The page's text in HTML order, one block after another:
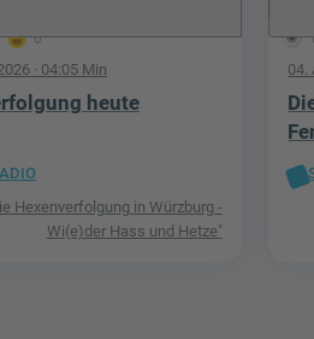
0
· 04:05 Min
heute
Hexenverfolgung in Würzburg -
Wi(e)der Hass und Hetze"
04.